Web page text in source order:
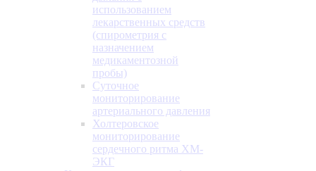
использованием
лекарственных средств
(спирометрия с
назначением
медикаментозной
пробы)
Суточное
мониторирование
артериального давления
Холтеровское
мониторирование
сердечного ритма ХМ-
ЭКГ